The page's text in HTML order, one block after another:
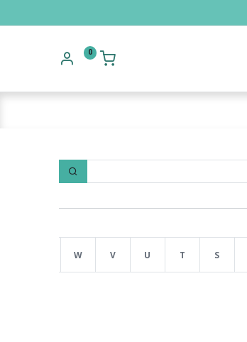
0
S
T
U
V
W